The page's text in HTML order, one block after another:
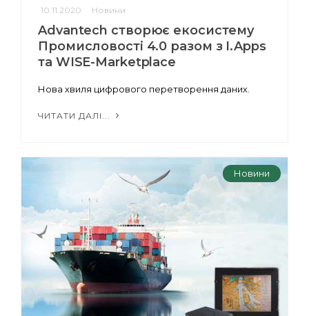
10.11.2020 Новини
Advantech створює екосистему
Промисловості 4.0 разом з I.Apps
та WISE-Marketplace
Нова хвиля цифрового перетворення даних.
ЧИТАТИ ДАЛІ...
Новини